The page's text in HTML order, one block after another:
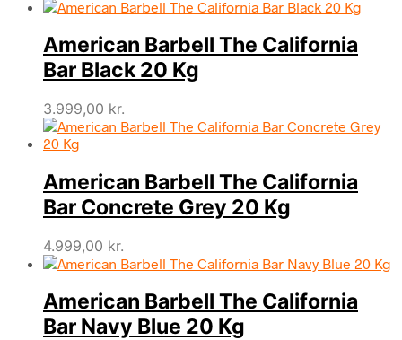
American Barbell The California
Bar Black 20 Kg
3.999,00 kr.
American Barbell The California
Bar Concrete Grey 20 Kg
4.999,00 kr.
American Barbell The California
Bar Navy Blue 20 Kg